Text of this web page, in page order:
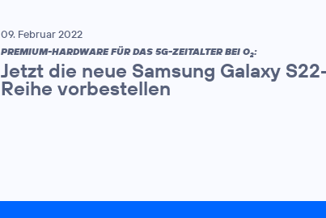
09. Februar 2022
PREMIUM-HARDWARE FÜR DAS 5G-ZEITALTER BEI O2:
Jetzt die neue Samsung Galaxy
Reihe vorbestellen